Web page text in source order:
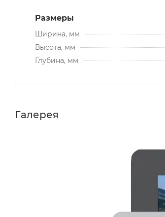
Размеры
Ширина, мм
Высота, мм
Глубина, мм
Галерея